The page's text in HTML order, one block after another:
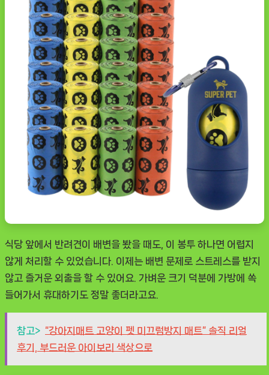
식당 앞에서 반려견이 배변을 봤을 때도, 이 봉투 하나면 어렵지
않게 처리할 수 있었습니다. 이제는 배변 문제로 스트레스를 받지
않고 즐거운 외출을 할 수 있어요. 가벼운 크기 덕분에 가방에 쏙
들어가서 휴대하기도 정말 좋더라고요.
참고> “강아지매트 고양이 펫 미끄럼방지 매트” 솔직 리얼
후기, 부드러운 아이보리 색상으로